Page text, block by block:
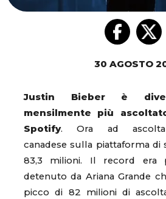
30 AGOSTO
Justin Bieber è
mensilmente più
Spotify. Ora ad
canadese sulla piattaforma di
83,3 milioni. Il record era
detenuto da Ariana Grande
picco di 82 milioni di